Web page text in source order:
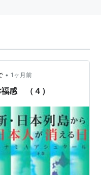
• 1ヶ月前
福感 （４）